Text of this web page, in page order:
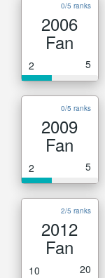
0/5 ranks
2006
Fan
2 5
0/5 ranks
2009
Fan
2 5
2/5 ranks
2012
Fan
10 20